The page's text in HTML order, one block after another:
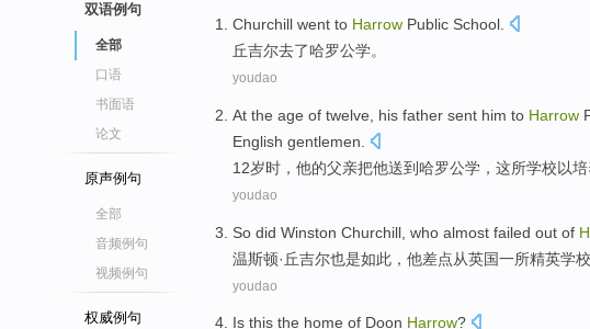
双语例句
全部
口语
书面语
论文
原声例句
全部
音频例句
视频例句
权威例句
Churchill went to Harrow Public School.
丘吉尔去了哈罗公学。
youdao
At the age of twelve, his father sent him to Harrow
English gentlemen.
1 2岁时，他的父亲把他送到哈罗公学，这所学校以培
youdao
So did Winston Churchill who almost failed out of
温斯顿· 丘吉尔也是如此 ， 他差点从英国一所精英学
youdao
Is this the home of Doon Harrow?